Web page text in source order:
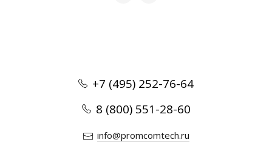
+7 (495) 252-76-64
8 (800) 551-28-60
info@promcomtech.ru